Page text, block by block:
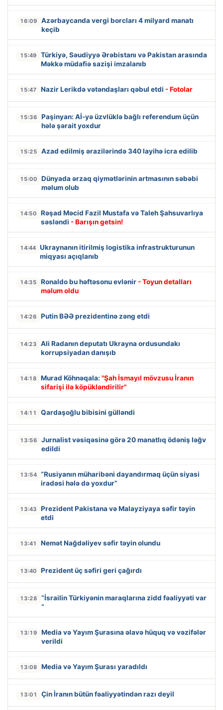
16:09
Azərbaycanda vergi borcları 4 milyard manatı
keçib
15:49
Türkiyə, Səudiyyə Ərəbistanı və Pakistan arasında
Məkkə müdafiə sazişi imzalanıb
15:47 Nazir Lerikdə vətəndaşları qəbul etdi - Fotolar
15:36
Paşinyan: Aİ-yə üzvlüklə bağlı referendum üçün
hələ şərait yoxdur
15:25 Azad edilmiş ərazilərində 340 layihə icra edilib
15:00
Dünyada ərzaq qiymətlərinin artmasının səbəbi
məlum olub
14:50
Rəşad Məcid Fazil Mustafa və Taleh Şahsuvarlıya
səsləndi - Barışın getsin!
14:44 Ukraynanın itirilmiş logistika infrastrukturunun
miqyası açıqlanıb
14:35 Ronaldo bu həftəsonu evlənir - Toyun detalları
məlum oldu
14:26 Putin BƏƏ prezidentinə zəng etdi
14:23
Ali Radanın deputatı Ukrayna ordusundakı
korrupsiyadan danışıb
14:18 Murad Köhnəqala: "Şah İsmayıl mövzusu İranın
sifarişi ilə köpükləndirilir"
14:11 Qardaşoğlu bibisini gülləndi
13:56
Jurnalist vəsiqəsinə görə 20 manatlıq ödəniş ləğv
edildi
13:54 “Rusiyanın müharibəni dayandırmaq üçün siyasi
iradəsi hələ də yoxdur”
13:43
Prezident Pakistana və Malayziyaya səfir təyin
etdi
13:41 Nemət Nağdəliyev səfir təyin olundu
13:40 Prezident üç səfiri geri çağırdı
13:28
“İsrailin Türkiyənin maraqlarına zidd fəaliyyəti var
“
13:19
Media və Yayım Şurasına əlavə hüquq və vəzifələr
verildi
13:08 Media və Yayım Şurası yaradıldı
13:01 Çin İranın bütün fəaliyyətindən razı deyil